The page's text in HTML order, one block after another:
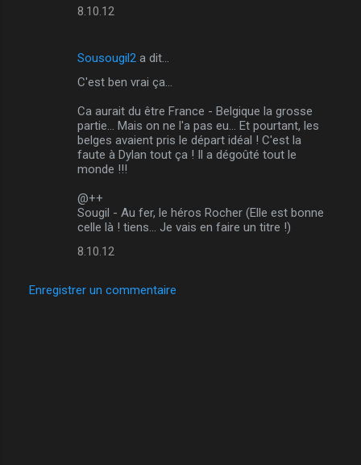
8.10.12
Sousougil2 a dit…
C'est ben vrai ça...
Ca aurait du être France - Belgique la grosse
partie... Mais on ne l'a pas eu... Et pourtant, les
belges avaient pris le départ idéal ! C'est la
faute à Dylan tout ça ! Il a dégoûté tout le
monde !!!
@++
Sougil - Au fer, le héros Rocher (Elle est bonne
celle là ! tiens... Je vais en faire un titre !)
8.10.12
Enregistrer un commentaire